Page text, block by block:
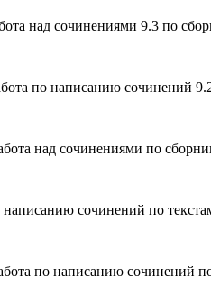
над сочинениями 9.3 по
по написанию
над сочинениями по
написанию сочинений по
по написанию